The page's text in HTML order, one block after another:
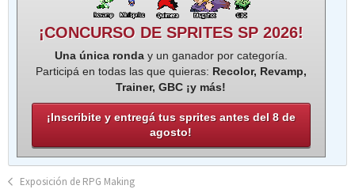
¡CONCURSO DE SPRITES SP 2026!
Una única ronday un ganador por categoría.
Participá en todas las que quieras: Recolor, Revamp,
Trainer, GBC ¡y más!
¡Inscribite y entregá tus sprites antes del 8 de
agosto!
Exposición de RPG Making